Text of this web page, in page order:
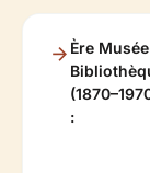
Ère
: